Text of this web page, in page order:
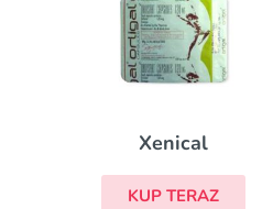
Xenical
KUP TERAZ